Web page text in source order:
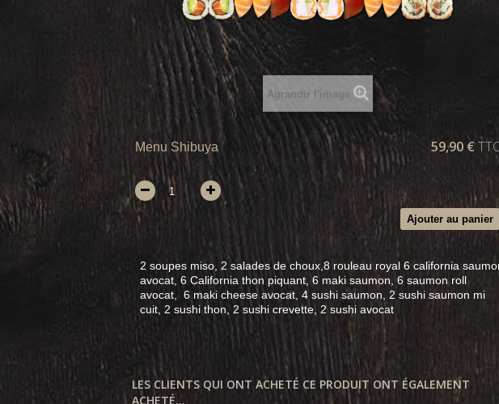
Agrandir l'image
Menu Shibuya 59,90 €
Ajouter au panier
2 soupes miso, 2 salades de choux,8 rouleau royal 6 california
avocat, 6 California thon piquant, 6 maki saumon, 6 saumon roll
avocat, 6 maki cheese avocat, 4 sushi saumon, 2 sushi saumon mi
cuit, 2 sushi thon, 2 sushi crevette, 2 sushi avocat
LES CLIENTS QUI ONT ACHETÉ CE PRODUIT ONT ÉGALEMENT
ACHETÉ...